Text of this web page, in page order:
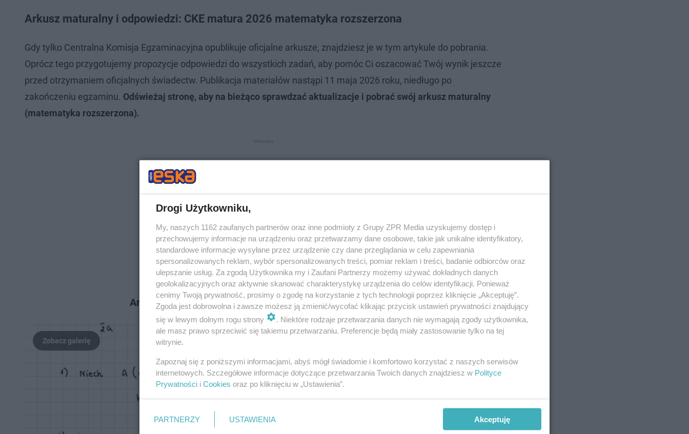
Arkusz maturalny i odpowiedzi: CKE matura 2026 matematyka rozszerzona
Gdy tylko Centralna Komisja Egzaminacyjna opublikuje oficjalne arkusze, znajdziesz je w tym artykule do pobrania.
Oprócz tego przygotujemy propozycje odpowiedzi do wszystkich zadań, aby pomóc Ci oszacować Twój wynik jeszcze
przed otrzymaniem oficjalnych świadectw. Publikacja materiałów nastąpi 11 maja 2026 roku, niedługo po
zakończeniu egzaminu. Odświeżaj stronę, aby na bieżąco sprawdzać aktualizacje i pobrać swój arkusz maturalny
(matematyka rozszerzona).
Arkusze wraz z odpowiedziami znajdziesz w galerii poniżej
Drogi Użytkowniku,
My, naszych 1162 zaufanych partnerów oraz inne podmioty z Grupy ZPR Media uzyskujemy dostęp i
przechowujemy informacje na urządzeniu oraz przetwarzamy dane osobowe, takie jak unikalne identyfikatory,
standardowe informacje wysyłane przez urządzenie czy dane przeglądania w celu zapewniania
spersonalizowanych reklam, wybór spersonalizowanych treści, pomiar reklam i treści, badanie odbiorców oraz
ulepszanie usług. Za zgodą Użytkownika my i Zaufani Partnerzy możemy używać dokładnych danych
geolokalizacyjnych oraz aktywnie skanować charakterystykę urządzenia do celów identyfikacji. Ponieważ
cenimy Twoją prywatność, prosimy o zgodę na korzystanie z tych technologii poprzez kliknięcie „Akceptuję”.
Zgoda jest dobrowolna i zawsze możesz ją zmienić/wycofać klikając przycisk ustawień prywatności znajdujący
się w lewym dolnym rogu strony
. Niektóre rodzaje przetwarzania danych nie wymagają zgody użytkownika,
ale masz prawo sprzeciwić się takiemu przetwarzaniu. Preferencje będą miały zastosowanie tylko na tej
witrynie.
Zapoznaj się z poniższymi informacjami, abyś mógł świadomie i komfortowo korzystać z naszych serwisów
internetowych. Szczegółowe informacje dotyczące przetwarzania Twoich danych znajdziesz w Polityce
Prywatności i Cookies oraz po kliknięciu w „Ustawienia”.
PARTNERZY USTAWIENIA Akceptuję